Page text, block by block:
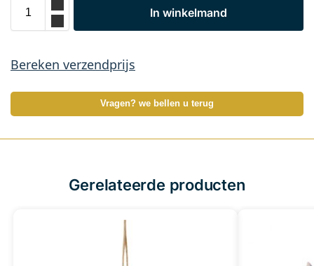
In winkelmand
Bereken verzendprijs
Vragen? we bellen u terug
Gerelateerde producten